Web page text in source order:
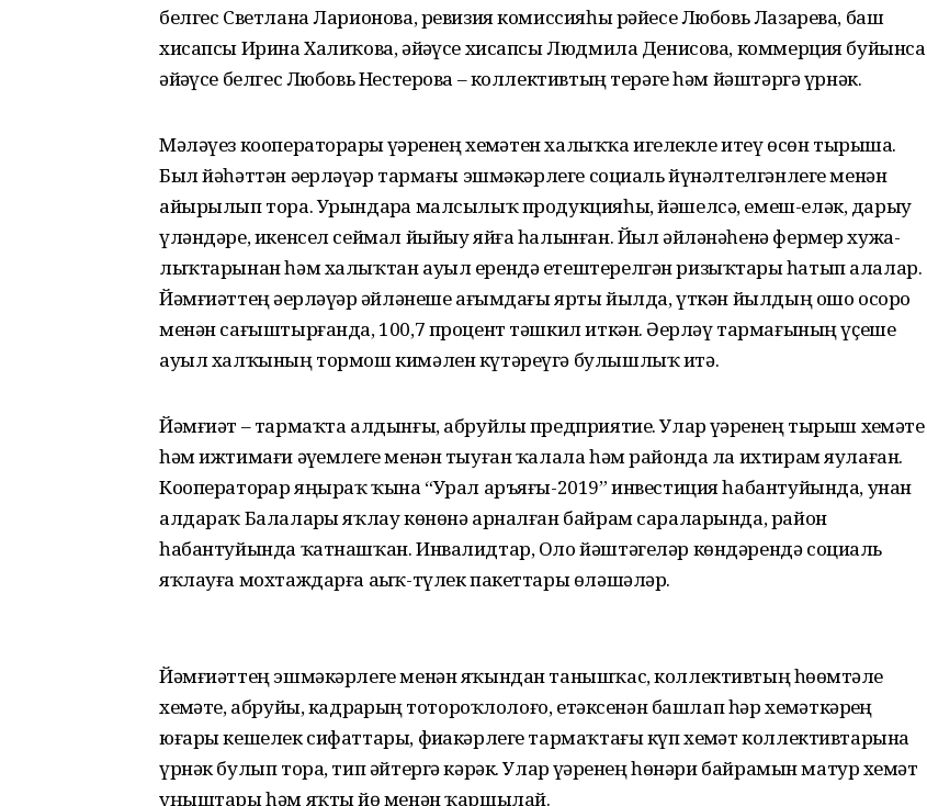
белгес Светлана Ларионова, ревизия комиссияһы рәйесе Любовь Лазарева, баш
хисапсы Ирина Халиҡова, әйҙәүсе хисапсы Людмила Денисова, коммерция буйынса
әйҙәүсе белгес Любовь Нестерова – коллективтың терәге һәм йәштәргә үрнәк.
Мәләүез кооператорҙары үҙҙәренең хеҙмәтен халыҡҡа игелекле итеү өсөн тырыша.
Был йәһәттән әҙерләүҙәр тармағы эшмәкәрлеге социаль йүнәлтелгәнлеге менән
айырылып тора. Урындарҙа малсылыҡ продукцияһы, йәшелсә, емеш-еләк, дарыу
үләндәре, икенсел сеймал йыйыу яйға һа­лынған. Йыл әйләнәһенә фермер хужа­
лыҡтарынан һәм халыҡтан ауыл ерендә етештерелгән ризыҡтарҙы һатып алалар.
Йәмғиәттең әҙерләүҙәр әйләнеше ағымдағы ярты йылда, үткән йылдың ошо осоро
менән сағыштырғанда, 100,7 процент тәшкил иткән. Әҙерләү тармағының үҫеше
ауыл халҡының тормош кимәлен күтәреүгә булышлыҡ итә.
Йәмғиәт – тармаҡта алдынғы, абруйлы предприятие. Улар үҙҙәренең тырыш хеҙмәте
һәм ижтимағи әүҙемлеге менән тыуған ҡалала һәм районда ла ихтирам яулаған.
Коопе­раторҙар яңыраҡ ҡына “Урал аръяғы-2019” инвестиция һабантуйында, унан
алдараҡ Балаларҙы яҡлау көнөнә арналған байрам сараларында, район
һабантуйында ҡат­нашҡан. Инвалидтар, Оло йәштәгеләр көндәрендә социаль
яҡлауға мохтаждарға аҙыҡ-түлек пакеттары өләшәләр.
Йәмғиәттең эшмәкәрлеге менән яҡындан танышҡас, коллективтың һөҙөмтәле
хеҙмәте, абруйы, кадрҙарҙың тотороҡлолоғо, етәксенән башлап һәр хеҙмәткәрҙең
юғары кешелек сифаттары, фиҙакәрлеге тармаҡтағы күп хеҙмәт коллективтарына
үрнәк булып тора, тип әйтергә кәрәк. Улар үҙҙәренең һөнәри байрамын матур хеҙмәт
уңыштары һәм яҡты йөҙ менән ҡаршылай.